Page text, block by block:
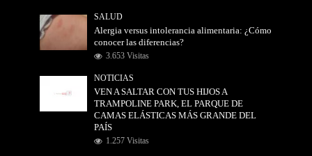
SALUD
Alergia versus intolerancia alimentaria: ¿Cómo
conocer las diferencias?
3.653 Visitas
NOTICIAS
VEN A SALTAR CON TUS HIJOS A
TRAMPOLINE PARK, EL PARQUE DE
CAMAS ELÁSTICAS MÁS GRANDE DEL
PAÍS
1.257 Visitas